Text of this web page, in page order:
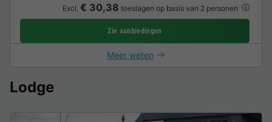
Excl. € 30,38 toeslagen op basis van 2 personen
Zie aanbiedingen
Meer weten
Lodge